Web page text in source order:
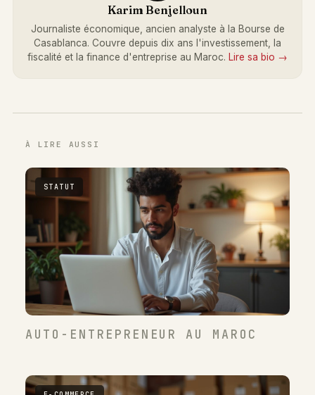
Karim Benjelloun
Journaliste économique, ancien analyste à la Bourse de
Casablanca. Couvre depuis dix ans l'investissement, la
fiscalité et la finance d'entreprise au Maroc. Lire sa bio →
À LIRE AUSSI
STATUT
AUTO-ENTREPRENEUR AU MAROC